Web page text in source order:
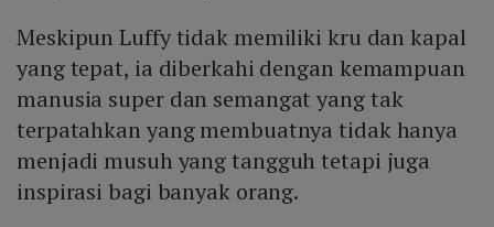
Meskipun Luffy tidak memiliki kru dan kapal
yang tepat, ia diberkahi dengan kemampuan
manusia super dan semangat yang tak
terpatahkan yang membuatnya tidak hanya
menjadi musuh yang tangguh tetapi juga
inspirasi bagi banyak orang.